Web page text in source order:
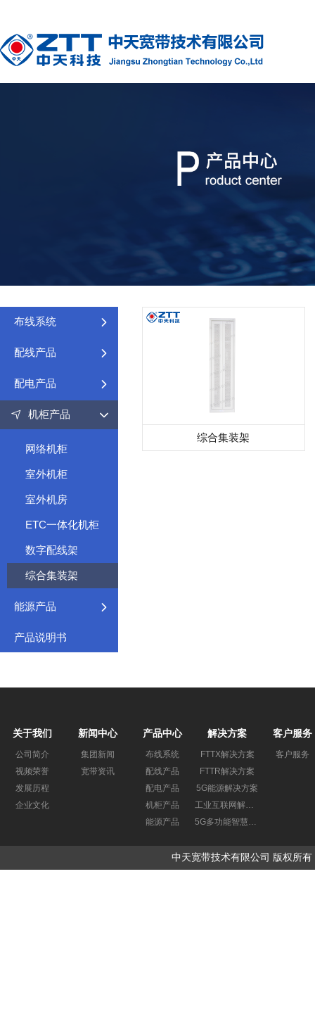
布线系统
配线产品
配电产品
机柜产品
网络机柜
室外机柜
室外机房
ETC一体化机柜
数字配线架
综合集装架
能源产品
产品说明书
综合集装架
关于我们
公司简介
视频荣誉
发展历程
企业文化
新闻中心
集团新闻
宽带资讯
产品中心
布线系统
配线产品
配电产品
机柜产品
能源产品
解决方案
FTTX解决方案
FTTR解决方案
5G能源解决方案
客户服务
客户服务
中天宽带技术有限公司 版权所